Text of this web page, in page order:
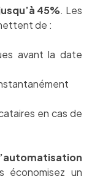
45%. Les
de :
avant la date
en cas de
économisez un